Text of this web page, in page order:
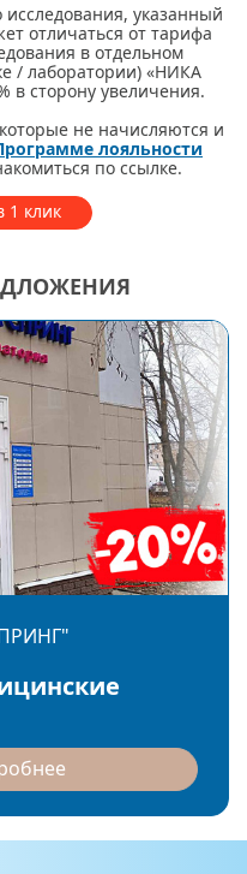
указанный
отличаться от тарифа
в отдельном
/ лаборатории) «НИКА
в сторону увеличения.
не начисляются и
лояльности
по ссылке.
1 клик